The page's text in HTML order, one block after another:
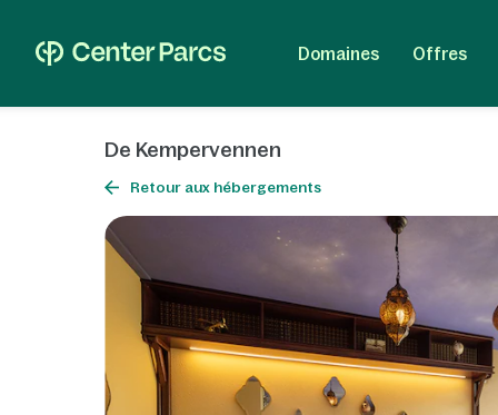
Domaines Offres
De Kempervennen
Retour aux hébergements